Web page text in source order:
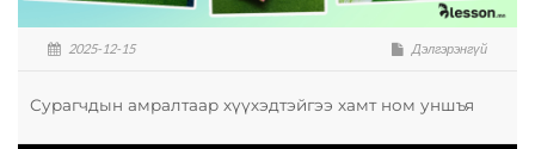
2025-12-15 Дэлгэрэнгүй
Сурагчдын амралтаар хүүхэдтэйгээ хамт ном уншъя